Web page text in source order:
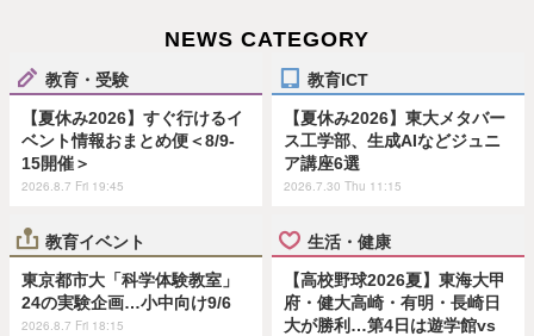
NEWS CATEGORY
教育・受験
【夏休み2026】すぐ行けるイ
ベント情報おまとめ便＜8/9-
15開催＞
2026.8.7 Fri 19:45
教育ICT
【夏休み2026】東大メタバー
ス工学部、生成AIなどジュニ
ア講座6選
2026.7.30 Thu 11:15
教育イベント
東京都市大「科学体験教室」
24の実験企画…小中向け9/6
2026.8.7 Fri 18:15
生活・健康
【高校野球2026夏】東海大甲
府・健大高崎・有明・長崎日
大が勝利…第4日は遊学館vs